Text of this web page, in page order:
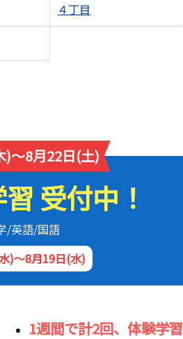
４丁目
)～8月22日(土)
受付中！
/英語/国語
)～8月19日(水)
1週間で計2回、体験学習